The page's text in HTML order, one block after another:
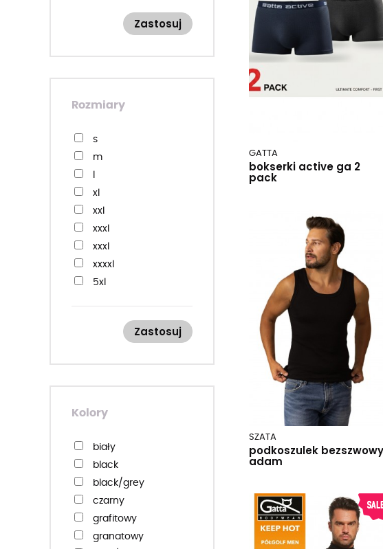
Zastosuj
Rozmiary
s
m
xl
xxl
xxxl
xxxl
xxxxl
5xl
Zastosuj
Kolory
biały
black
black/grey
czarny
grafitowy
granatowy
GATTA
bokserki active ga 2
pack
SZATA
podkoszulek bezszwowy
adam